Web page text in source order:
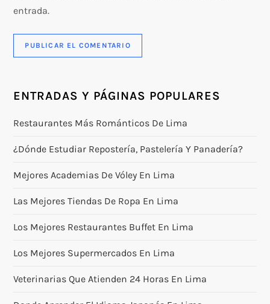
entrada.
ENTRADAS Y PÁGINAS POPULARES
Restaurantes Más Románticos De Lima
¿Dónde Estudiar Repostería, Pastelería Y Panadería?
Mejores Academias De Vóley En Lima
Las Mejores Tiendas De Ropa En Lima
Los Mejores Restaurantes Buffet En Lima
Los Mejores Supermercados En Lima
Veterinarias Que Atienden 24 Horas En Lima